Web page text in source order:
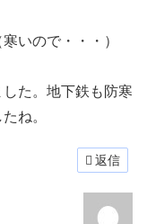
いので・・・）
た。地下鉄も防寒
ね。
返信